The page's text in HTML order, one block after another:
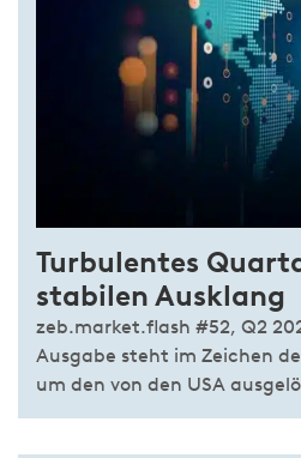
Turbulentes
stabilen Ausklang
zeb.market.flash #52, Q2
Ausgabe steht im Zeichen
um den von den USA